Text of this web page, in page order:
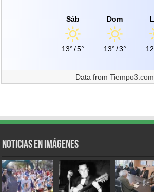
Sáb
13°/5°
Dom
13°/3°
Data fromTiempo3.com
Noticias en Imágenes